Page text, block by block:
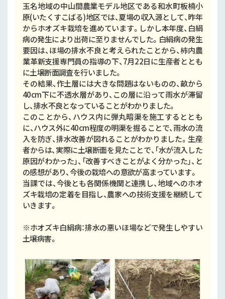
玉名地域の中山間農業モデル地区である和水町板楠小
原(いたくすこばる)地区では、夏場の収入源として、昨年
からホオズキ栽培を進めています。しかし本年度、白絹
病の発生により出荷に至りませんでした。白絹病の発生
要因は、ほ場の排水不良と考えられたことから、柿内農
業革新支援専門員の指導の下、7月22日に生産者ととも
に土壌断面調査を行いました。
その結果、作土層には大きな問題はないものの、畝から
40cm下に不透水層があり、この層に沿って雨水が滞留
し、排水不良となっていることがわかりました。
このことから、ハウス内に弾丸暗渠を施工するととも
に、ハウス外に40cm程度の明渠を掘ることで、雨水の流
入を防ぎ、排水改善が図れることがわかりました。生産
者からは、実際に土壌断面を見たことで、「水が流入した
原因がわかった」、「改善すべきことがよく分かった」、と
の感想があり、今後の栽培への意欲が高まっています。
当課では、今後とも各関係機関と連携し、地域へのホオ
ズキ栽培の定着を目指し、農家への技術支援を継続して
いきます。
※ホオズキ白絹病：排水の悪いほ場などで発生しやすい
土壌病害。